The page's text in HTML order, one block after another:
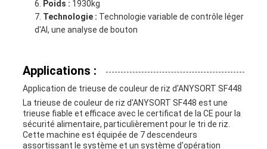
Poids : 1930kg
Technologie : Technologie variable de contrôle léger
d'AI, une analyse de bouton
Applications :
Application de trieuse de couleur de riz d'ANYSORT SF448
La trieuse de couleur de riz d'ANYSORT SF448 est une
trieuse fiable et efficace avec le certificat de la CE pour la
sécurité alimentaire, particulièrement pour le tri de riz.
Cette machine est équipée de 7 descendeurs
assortissant le système et un système d'opération